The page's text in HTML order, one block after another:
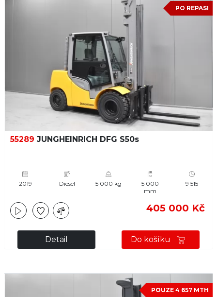
PO REPASI
55289 JUNGHEINRICH DFG S50s
2019 Diesel 5 000 kg
5 000
mm
9 515
405 000 Kč
Detail Do košíku
POUZE 4 657 MTH